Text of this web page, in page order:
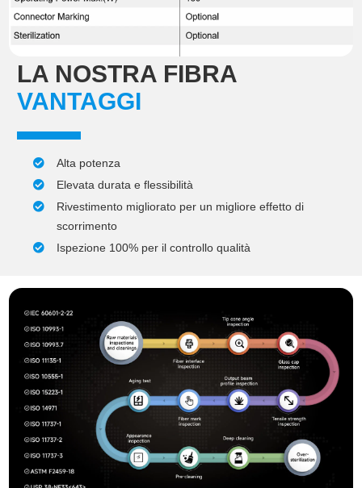
LA NOSTRA FIBRA
VANTAGGI
Alta potenza
Elevata durata e flessibilità
Rivestimento migliorato per un migliore effetto di
scorrimento
Ispezione 100% per il controllo qualità